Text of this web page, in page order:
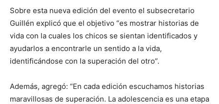
Sobre esta nueva edición del evento el subsecretario
Guillén explicó que el objetivo “es mostrar historias de
vida con la cuales los chicos se sientan identificados y
ayudarlos a encontrarle un sentido a la vida,
identificándose con la superación del otro”.
Además, agregó: “En cada edición escuchamos historias
maravillosas de superación. La adolescencia es una etapa